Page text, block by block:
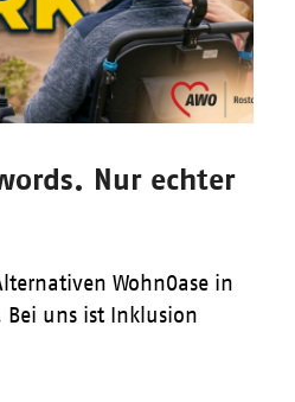
Nur echter
WohnOase in
Bei uns ist Inklusion